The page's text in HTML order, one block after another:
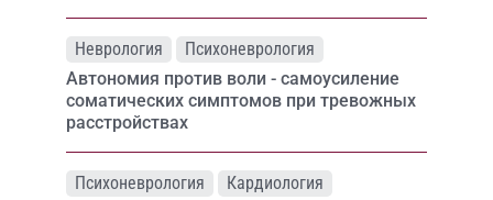
Неврология
Психоневрология
Автономия против воли - самоусиление
соматических симптомов при тревожных
расстройствах
Психоневрология
Кардиология